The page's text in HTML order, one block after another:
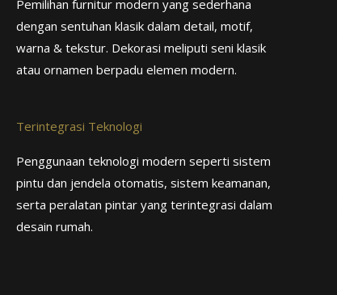
Pemilihan furnitur modern yang sederhana
dengan sentuhan klasik dalam detail, motif,
warna & tekstur. Dekorasi meliputi seni klasik
atau ornamen berpadu elemen modern.
Terintegrasi Teknologi
Penggunaan teknologi modern seperti sistem
pintu dan jendela otomatis, sistem keamanan,
serta peralatan pintar yang terintegrasi dalam
desain rumah.